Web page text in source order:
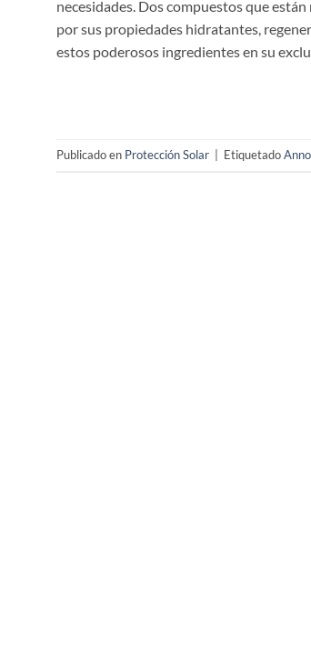
necesidades. Dos compuestos que
por sus propiedades hidratantes,
estos poderosos ingredientes en su
Publicado en Protección Solar Etiquetado